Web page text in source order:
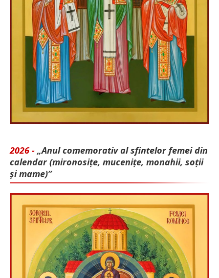
2026 - „Anul comemorativ al sfintelor femei din
calendar (mironosițe, mu­cenițe, monahii, soții
și mame)”